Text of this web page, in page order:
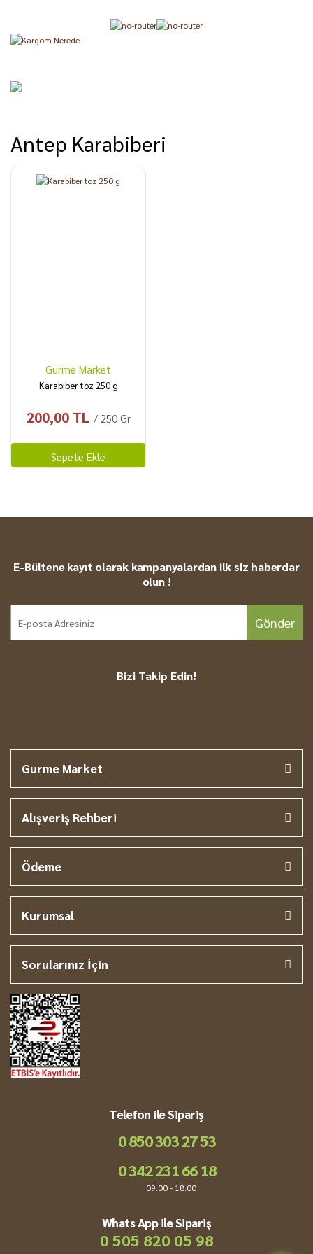
Antep Karabiberi
Gurme Market
Karabiber toz 250 g
200,00 TL / 250 Gr
Sepete Ekle
E-Bültene kayıt olarak kampanyalardan ilk siz haberdar
olun !
Gönder
Bizi Takip Edin!
Gurme Market
Alışveriş Rehberi
Ödeme
Kurumsal
Sorularınız İçin
Telefon ile Sipariş
0 850 303 27 53
0 342 231 66 18
09.00 - 18.00
Whats App ile Sipariş
0 505 820 05 98